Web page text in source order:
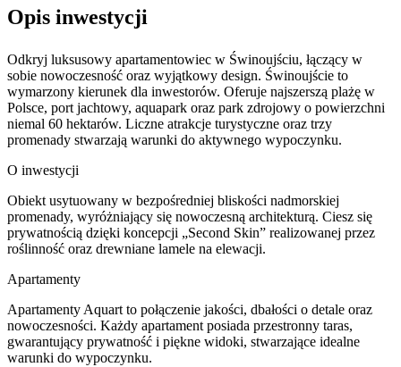
Opis inwestycji
Odkryj luksusowy apartamentowiec w Świnoujściu, łączący w
sobie nowoczesność oraz wyjątkowy design. Świnoujście to
wymarzony kierunek dla inwestorów. Oferuje najszerszą plażę w
Polsce, port jachtowy, aquapark oraz park zdrojowy o powierzchni
niemal 60 hektarów. Liczne atrakcje turystyczne oraz trzy
promenady stwarzają warunki do aktywnego wypoczynku.
O inwestycji
Obiekt usytuowany w bezpośredniej bliskości nadmorskiej
promenady, wyróżniający się nowoczesną architekturą. Ciesz się
prywatnością dzięki koncepcji „Second Skin” realizowanej przez
roślinność oraz drewniane lamele na elewacji.
Apartamenty
Apartamenty Aquart to połączenie jakości, dbałości o detale oraz
nowoczesności. Każdy apartament posiada przestronny taras,
gwarantujący prywatność i piękne widoki, stwarzające idealne
warunki do wypoczynku.